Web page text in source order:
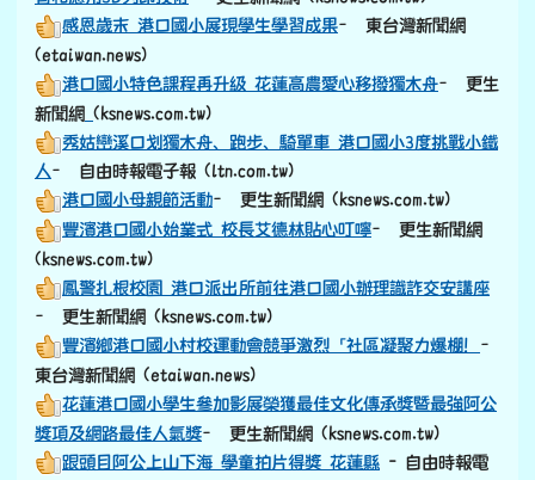
感恩歲末 港口國小展現學生學習成果– 東台灣新聞網
(etaiwan.news)
港口國小特色課程再升級 花蓮高農愛心移撥獨木舟– 更生
新聞網 link to https://old.ksnews.com.tw/v2024052007/
(ksnews.com.tw)
秀姑巒溪口划獨木舟、跑步、騎單車 港口國小3度挑戰小鐵
人– 自由時報電子報 (ltn.com.tw)
港口國小母親節活動– 更生新聞網 (ksnews.com.tw)
豐濱港口國小始業式 校長艾德林貼心叮嚀– 更生新聞網
(ksnews.com.tw)
鳳警扎根校園 港口派出所前往港口國小辦理識詐交安講座
– 更生新聞網 (ksnews.com.tw)
豐濱鄉港口國小村校運動會競爭激烈「社區凝聚力爆棚！ –
東台灣新聞網 (etaiwan.news)
花蓮港口國小學生參加影展榮獲最佳文化傳承獎暨最強阿公
獎項及網路最佳人氣獎– 更生新聞網 (ksnews.com.tw)
跟頭目阿公上山下海 學童拍片得獎 花蓮縣 - 自由時報電